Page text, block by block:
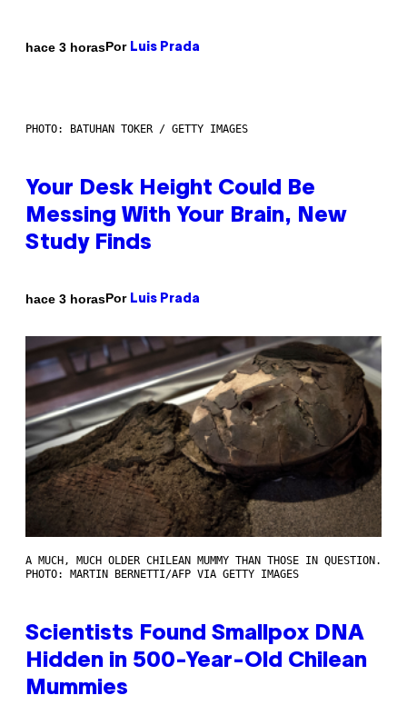
hace 3 horasPor Luis Prada
PHOTO: BATUHAN TOKER / GETTY IMAGES
Your Desk Height Could Be
Messing With Your Brain, New
Study Finds
hace 3 horasPor Luis Prada
A MUCH, MUCH OLDER CHILEAN MUMMY THAN THOSE IN QUESTION.
PHOTO: MARTIN BERNETTI/AFP VIA GETTY IMAGES
Scientists Found Smallpox DNA
Hidden in 500-Year-Old Chilean
Mummies